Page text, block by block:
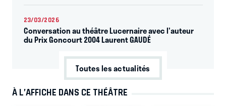
23/03/2026
Conversation au théâtre Lucernaire avec l'auteur
du Prix Goncourt 2004 Laurent GAUDÉ
Toutes les actualités
À L’AFFICHE DANS CE THÉÂTRE